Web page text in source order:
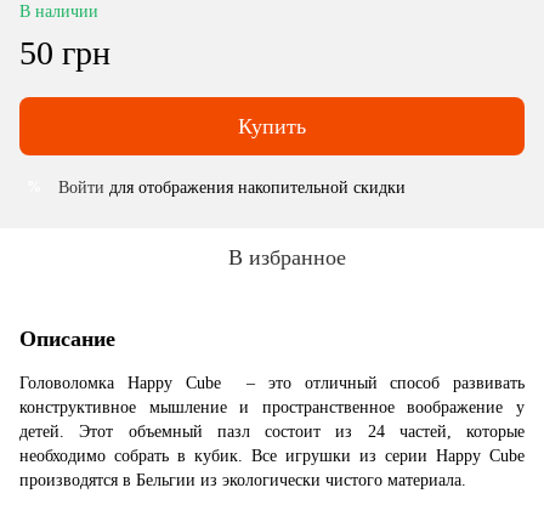
В наличии
50 грн
Купить
Войти для отображения накопительной скидки
В избранное
Описание
Головоломка Happy Cube – это отличный способ развивать
конструктивное мышление и пространственное воображение у
детей. Этот объемный пазл состоит из 24 частей, которые
необходимо собрать в кубик. Все игрушки из серии Happy Cube
производятся в Бельгии из экологически чистого материала.